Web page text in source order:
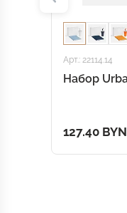
Арт.: 22114.14
Набор
127.40 BYN